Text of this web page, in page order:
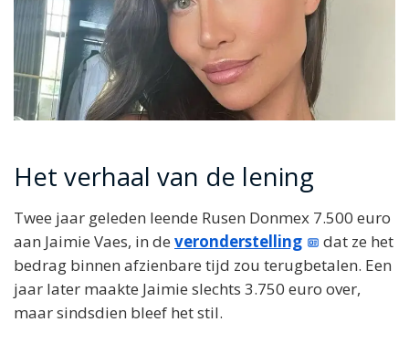
Het verhaal van de lening
Twee jaar geleden leende Rusen Donmex 7.500 euro
aan Jaimie Vaes, in de veronderstelling
dat ze het
bedrag binnen afzienbare tijd zou terugbetalen. Een
jaar later maakte Jaimie slechts 3.750 euro over,
maar sindsdien bleef het stil.